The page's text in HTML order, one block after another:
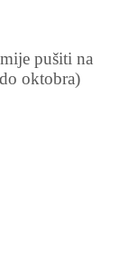
pušiti na
oktobra)